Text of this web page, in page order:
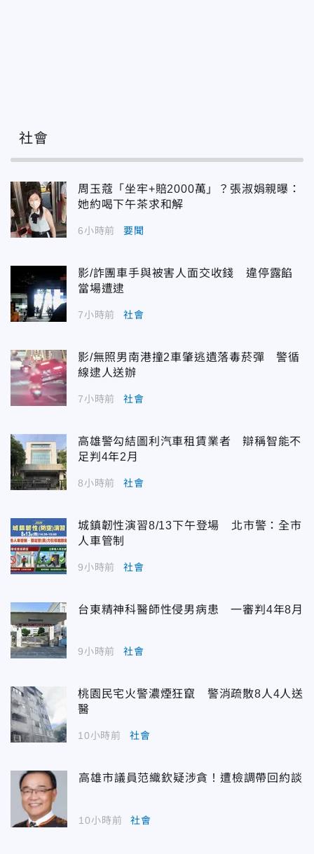
社會
周玉蔻「坐牢+賠2000萬」？張淑娟親曝：
她約喝下午茶求和解
6小時前 要聞
影/詐團車手與被害人面交收錢 違停露餡
當場遭逮
7小時前 社會
影/無照男南港撞2車肇逃遺落毒菸彈 警循
線逮人送辦
7小時前 社會
高雄警勾結圖利汽車租賃業者 辯稱智能不
足判4年2月
8小時前 社會
城鎮韌性演習8/13下午登場 北市警：全市
人車管制
9小時前 社會
台東精神科醫師性侵男病患 一審判4年8月
9小時前 社會
桃園民宅火警濃煙狂竄 警消疏散8人4人送
醫
10小時前 社會
高雄市議員范織欽疑涉貪！遭檢調帶回約談
10小時前 社會